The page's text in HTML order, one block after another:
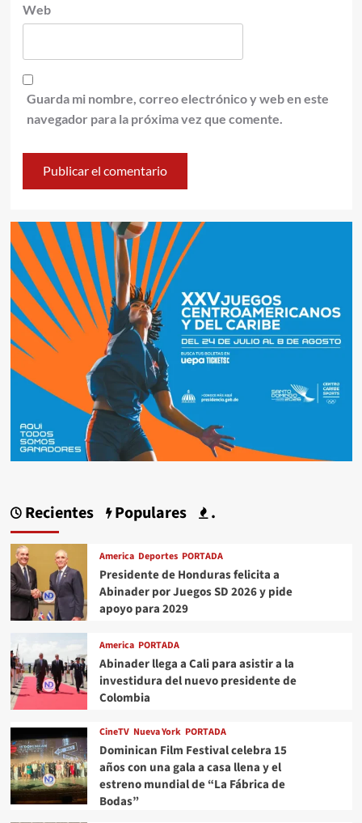
Web
Guarda mi nombre, correo electrónico y web en este
navegador para la próxima vez que comente.
Recientes Populares .
America Deportes PORTADA
Presidente de Honduras felicita a
Abinader por Juegos SD 2026 y pide
apoyo para 2029
America PORTADA
Abinader llega a Cali para asistir a la
investidura del nuevo presidente de
Colombia
CineTV Nueva York PORTADA
Dominican Film Festival celebra 15
años con una gala a casa llena y el
estreno mundial de “La Fábrica de
Bodas”